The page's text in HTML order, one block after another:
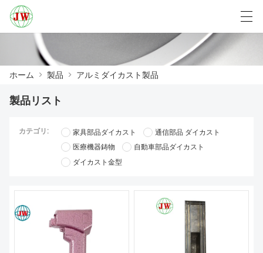
製品
ケース
工場展示
我々に連絡し
العربية Deutsch English
ホーム > 製品 > アルミダイカスト製品
製品リスト
カテゴリ: 家具部品ダイカスト
通信部品 ダイカスト
医療機器鋳物
自動車部品ダイカスト
ダイカスト金型